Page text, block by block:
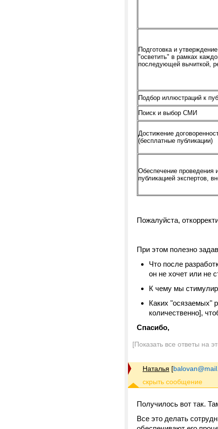
Подготовка и
"осветить" в рамках
последующей вычиткой,
Подбор иллюстраций к
Поиск и выбор СМИ
Достижение
(бесплатные публикации)
Обеспечение проведения
публикацией экспертов,
Пожалуйста,
При этом полезно
Что после
он не хочет или не
К чему мы
Каких "осязаемых"
количественно],
Спасибо,
[Показать все ответы на
Наталья [
Получилось вот так.
Все это делать